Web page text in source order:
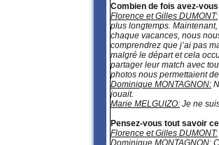
Combien de fois avez-
Florence et Gilles DUMONT:
plus longtemps.
chaque vacances, nous
comprendrez que j’ai pas
malgré le départ et cela
partager leur match avec
photos nous permettaient
Dominique MONTAGNON:
jouait.
Marie MELGUIZO: Je ne
Pensez-vous tout savoir
Florence et Gilles DUMONT:
Dominique MONTAGNON: